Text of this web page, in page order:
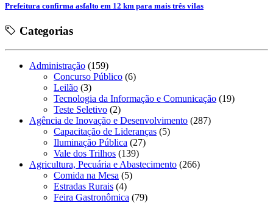
Prefeitura confirma asfalto em 12 km para mais três vilas
Categorias
Administração (159)
Concurso Público (6)
Leilão (3)
Tecnologia da Informação e Comunicação (19)
Teste Seletivo (2)
Agência de Inovação e Desenvolvimento (287)
Capacitação de Lideranças (5)
Iluminação Pública (27)
Vale dos Trilhos (139)
Agricultura, Pecuária e Abastecimento (266)
Comida na Mesa (5)
Estradas Rurais (4)
Feira Gastronômica (79)